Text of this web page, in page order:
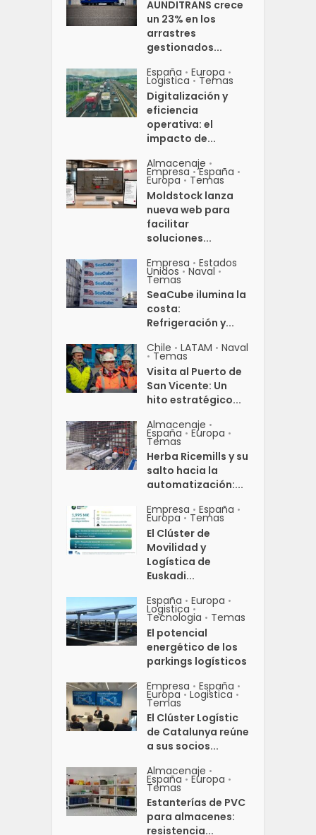
AUNDITRANS crece
un 23% en los
arrastres
gestionados...
España • Europa •
Logistica • Temas
Digitalización y
eficiencia
operativa: el
impacto de...
Almacenaje •
Empresa • España •
Europa • Temas
Moldstock lanza
nueva web para
facilitar
soluciones...
Empresa • Estados
Unidos • Naval •
Temas
SeaCube ilumina la
costa:
Refrigeración y...
Chile • LATAM • Naval
• Temas
Visita al Puerto de
San Vicente: Un
hito estratégico...
Almacenaje •
España • Europa •
Temas
Herba Ricemills y su
salto hacia la
automatización:...
Empresa • España •
Europa • Temas
El Clúster de
Movilidad y
Logística de
Euskadi...
España • Europa •
Logistica •
Tecnologia • Temas
El potencial
energético de los
parkings logísticos
Empresa • España •
Europa • Logistica •
Temas
El Clúster Logístic
de Catalunya reúne
a sus socios...
Almacenaje •
España • Europa •
Temas
Estanterías de PVC
para almacenes:
resistencia...